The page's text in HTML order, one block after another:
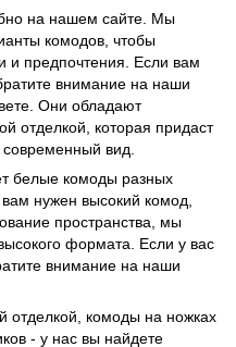
на нашем сайте. Мы
комодов, чтобы
и предпочтения. Если вам
внимание на наши
Они обладают
отделкой, которая придаст
вид.
белые комоды разных
нужен высокий комод,
пространства, мы
формата. Если у вас
внимание на наши
отделкой, комоды на ножках
- у нас вы найдете